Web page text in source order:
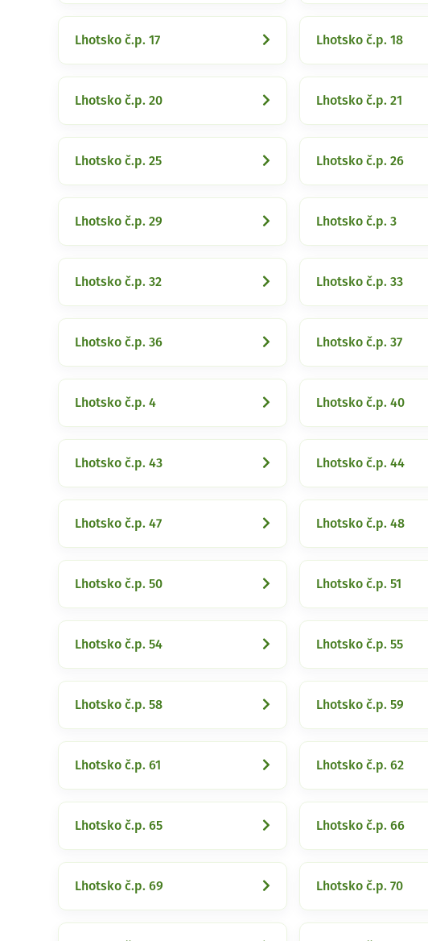
Lhotsko č.p. 17 Lhotsko č.p. 18
Lhotsko č.p. 20 Lhotsko č.p. 21
Lhotsko č.p. 25 Lhotsko č.p. 26
Lhotsko č.p. 29 Lhotsko č.p. 3
Lhotsko č.p. 32 Lhotsko č.p. 33
Lhotsko č.p. 36 Lhotsko č.p. 37
Lhotsko č.p. 4 Lhotsko č.p. 40
Lhotsko č.p. 43 Lhotsko č.p. 44
Lhotsko č.p. 47 Lhotsko č.p. 48
Lhotsko č.p. 50 Lhotsko č.p. 51
Lhotsko č.p. 54 Lhotsko č.p. 55
Lhotsko č.p. 58 Lhotsko č.p. 59
Lhotsko č.p. 61 Lhotsko č.p. 62
Lhotsko č.p. 65 Lhotsko č.p. 66
Lhotsko č.p. 69 Lhotsko č.p. 70